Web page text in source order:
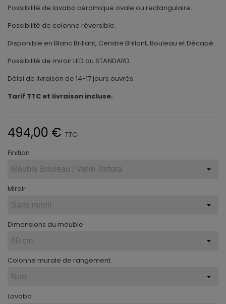
Possibilité de lavabo céramique ovale ou rectangulaire.
Possibilité de colonne réversible.
Disponible en Blanc Brillant, Cendre Brillant, Bouleau et Décapé.
Possibilité de miroir LED ou STANDARD.
Délai de livraison de 14-17 jours ouvrés.
Tarif TTC et livraison incluse.
494,00 € TTC
Finition
Miroir
Dimensions du meuble
Colonne murale de rangement
Lavabo